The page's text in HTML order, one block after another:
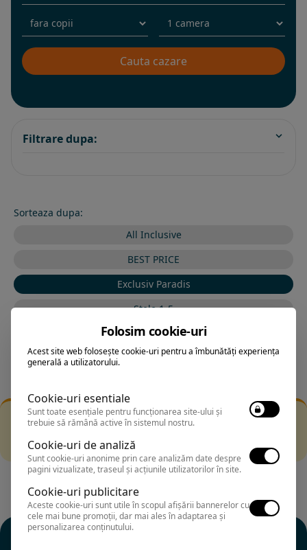
Filtrare dupa:
Sorteaza dupa:
All Inclusive
BEST PRICE
Exclusiv Paradis
Stele 1-5
Stele 5-1
Filtrarea nu a returnat niciun rezultat
alte fitre.
Folosim cookie-uri
Acest site web folosește cookie-uri pentru a îmbunătăți experiența
generală a utilizatorului.
Cookie-uri esentiale
Sunt toate esențiale pentru funcționarea site-ului și
trebuie să rămână active în sistemul nostru.
Cookie-uri de analiză
Sunt cookie-uri anonime prin care analizăm date despre
pagini vizualizate, traseul și acțiunile utilizatorilor în site.
Cookie-uri publicitare
Aceste cookie-uri sunt utile în scopul afișării bannerelor cu
cele mai bune promoții, dar mai ales în adaptarea și
personalizarea conținutului.